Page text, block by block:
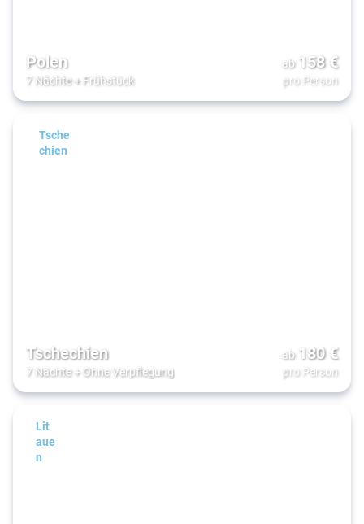
Polen
7 Nächte+ Frühstück
ab 158€
pro Person
Tsche
chien
Tschechien
7 Nächte+ Ohne Verpflegung
ab 180€
pro Person
Lit
aue
n